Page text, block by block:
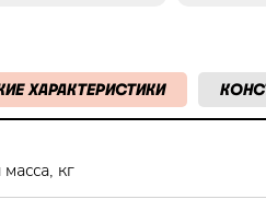
ХАРАКТЕРИСТИКИ
кг